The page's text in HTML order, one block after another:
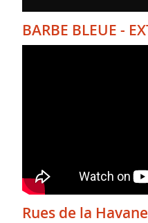
BARBE BLEUE -
Rues de la